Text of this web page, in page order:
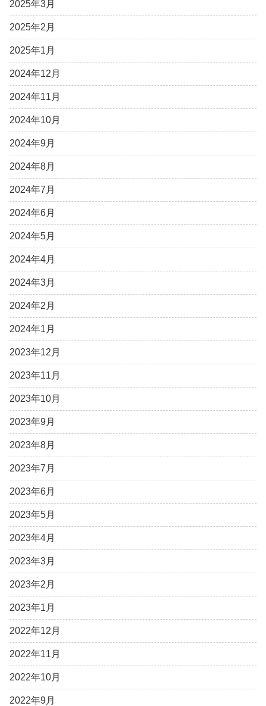
2025年3月
2025年2月
2025年1月
2024年12月
2024年11月
2024年10月
2024年9月
2024年8月
2024年7月
2024年6月
2024年5月
2024年4月
2024年3月
2024年2月
2024年1月
2023年12月
2023年11月
2023年10月
2023年9月
2023年8月
2023年7月
2023年6月
2023年5月
2023年4月
2023年3月
2023年2月
2023年1月
2022年12月
2022年11月
2022年10月
2022年9月